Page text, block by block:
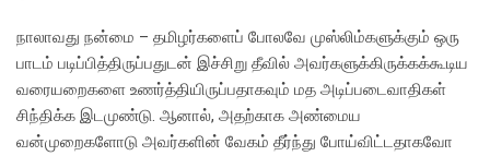
நாலாவது நன்மை – தமிழர்களைப் போலவே முஸ்லிம்களுக்கும் ஒரு
பாடம் படிப்பித்திருப்பதுடன் இச்சிறு தீவில் அவர்களுக்கிருக்கக்கூடிய
வரையறைகளை உணர்த்தியிருப்பதாகவும் மத அடிப்படைவாதிகள்
சிந்திக்க இடமுண்டு. ஆனால், அதற்காக அண்மைய
வன்முறைகளோடு அவர்களின் வேகம் தீர்ந்து போய்விட்டதாகவோ